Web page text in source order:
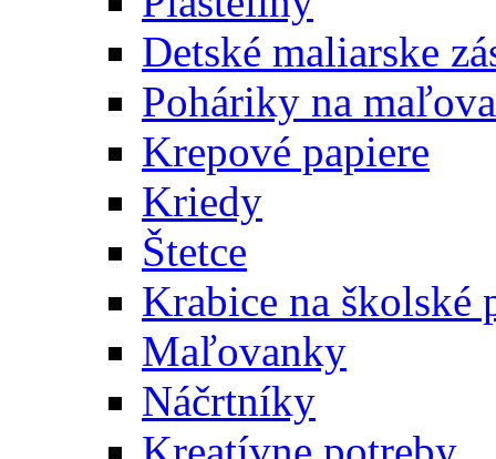
Detské maliarske
Poháriky na
Krepové papiere
Kriedy
Štetce
Krabice na školské
Maľovanky
Náčrtníky